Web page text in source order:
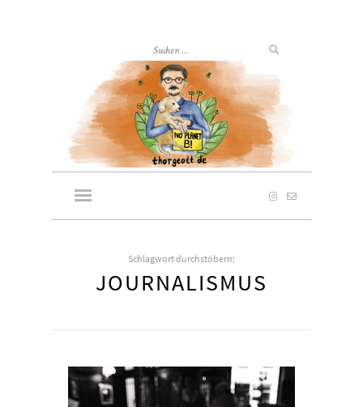
Schlagwort durchstöbern:
JOURNALISMUS